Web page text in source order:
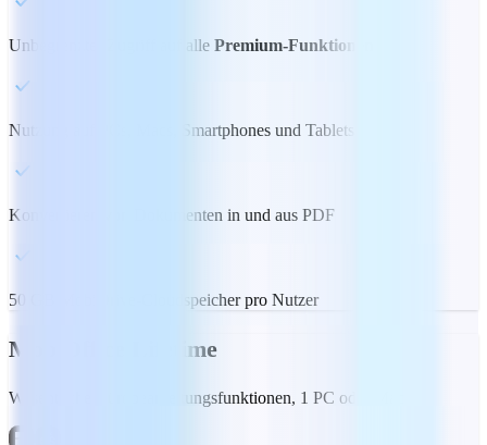
Unbegrenzter Zugriff auf alle Premium-Funktionen
Nutzung auf PCs, Macs, Smartphones und Tablets
Konvertieren von Dokumenten in und aus PDF
50 GB MobiDrive-Cloudspeicher pro Nutzer
MobiOffice Lifetime
Wesentliche Bürobearbeitungsfunktionen, 1 PC oder Mac